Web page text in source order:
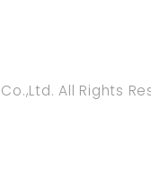
All Rights